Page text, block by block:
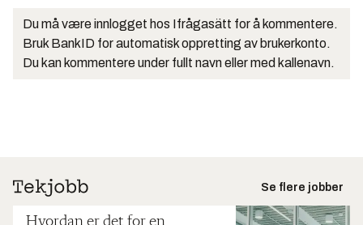
Du må være innlogget hos Ifrågasätt for å kommentere.
Bruk BankID for automatisk oppretting av brukerkonto.
Du kan kommentere under fullt navn eller med kallenavn.
Se flere jobber
Hvordan er det for en